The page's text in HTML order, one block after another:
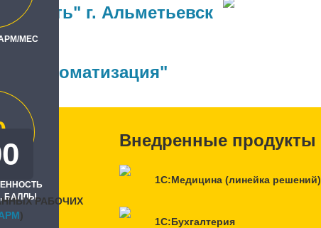
МЕС
БАЛЛЫ
г. Альметьевск
Автоматизация"
РАБОЧИХ
)
Внедренные продукты
1С:Медицина (линейка решений)
1С:Бухгалтерия